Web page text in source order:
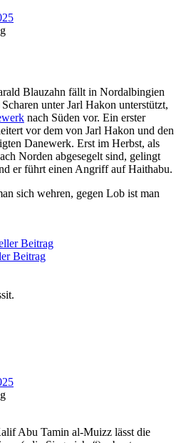
Blauzahn fällt in Nordalbingien
unter Jarl Hakon unterstützt,
nach Süden vor. Ein erster
vor dem von Jarl Hakon und den
Danewerk. Erst im Herbst, als
Norden abgesegelt sind, gelingt
er führt einen Angriff auf Haithabu.
sich wehren, gegen Lob ist man
Beitrag
Beitrag
Abu Tamin al-Muizz lässt die